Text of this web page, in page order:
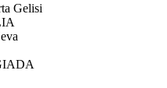
Gelisi